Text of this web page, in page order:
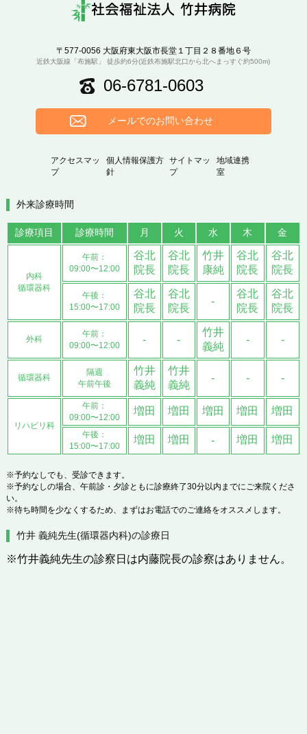
〒577-0056 大阪府東大阪市長堂１丁目２８番地６号
近鉄大阪線「布施駅」 徒歩約6分(近鉄布施駅北口から北へまっすぐ約500m)
06-6781-0603
メールでのお問い合わせ
アクセスマッ
プ
個人情報保護方
針
サイトマッ
プ
地域連携
室
外来診療時間
診療項目 診療時間 月 火 水 木 金
内科
循環器科
午前：
09:00〜12:00
谷北
院長
谷北
院長
竹井
康純
谷北
院長
谷北
院長
午後：
15:00〜17:00
谷北
院長
谷北
院長
-
谷北
院長
谷北
院長
外科
午前：
09:00〜12:00
- -
竹井
義純
- -
循環器科
隔週
午前午後
竹井
義純
竹井
義純
- - -
リハビリ科
午前：
09:00〜12:00
増田 増田 増田 増田 増田
午後：
15:00〜17:00
増田 増田 - 増田 増田
※予約なしでも、受診できます。
※予約なしの場合、午前診・夕診ともに診療終了30分以内までにご来院くださ
い。
※待ち時間を少なくするため、まずはお電話でのご連絡をオススメします。
竹井 義純先生(循環器内科)の診療日
※竹井義純先生の診察日は内藤院長の診察はありません。